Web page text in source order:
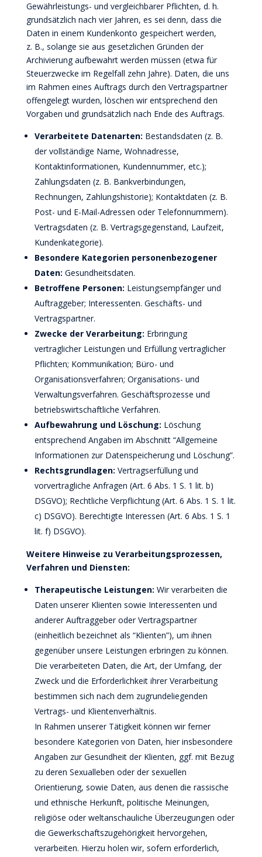
Gewährleistungs- und vergleichbarer Pflichten, d. h.
grundsätzlich nach vier Jahren, es sei denn, dass die
Daten in einem Kundenkonto gespeichert werden,
z. B., solange sie aus gesetzlichen Gründen der
Archivierung aufbewahrt werden müssen (etwa für
Steuerzwecke im Regelfall zehn Jahre). Daten, die uns
im Rahmen eines Auftrags durch den Vertragspartner
offengelegt wurden, löschen wir entsprechend den
Vorgaben und grundsätzlich nach Ende des Auftrags.
Verarbeitete Datenarten: Bestandsdaten (z. B.
der vollständige Name, Wohnadresse,
Kontaktinformationen, Kundennummer, etc.);
Zahlungsdaten (z. B. Bankverbindungen,
Rechnungen, Zahlungshistorie); Kontaktdaten (z. B.
Post- und E-Mail-Adressen oder Telefonnummern).
Vertragsdaten (z. B. Vertragsgegenstand, Laufzeit,
Kundenkategorie).
Besondere Kategorien personenbezogener
Daten: Gesundheitsdaten.
Betroffene Personen: Leistungsempfänger und
Auftraggeber; Interessenten. Geschäfts- und
Vertragspartner.
Zwecke der Verarbeitung: Erbringung
vertraglicher Leistungen und Erfüllung vertraglicher
Pflichten; Kommunikation; Büro- und
Organisationsverfahren; Organisations- und
Verwaltungsverfahren. Geschäftsprozesse und
betriebswirtschaftliche Verfahren.
Aufbewahrung und Löschung: Löschung
entsprechend Angaben im Abschnitt “Allgemeine
Informationen zur Datenspeicherung und Löschung”.
Rechtsgrundlagen: Vertragserfüllung und
vorvertragliche Anfragen (Art. 6 Abs. 1 S. 1 lit. b)
DSGVO); Rechtliche Verpflichtung (Art. 6 Abs. 1 S. 1 lit.
c) DSGVO). Berechtigte Interessen (Art. 6 Abs. 1 S. 1
lit. f) DSGVO).
Weitere Hinweise zu Verarbeitungsprozessen,
Verfahren und Diensten:
Therapeutische Leistungen: Wir verarbeiten die
Daten unserer Klienten sowie Interessenten und
anderer Auftraggeber oder Vertragspartner
(einheitlich bezeichnet als “Klienten”), um ihnen
gegenüber unsere Leistungen erbringen zu können.
Die verarbeiteten Daten, die Art, der Umfang, der
Zweck und die Erforderlichkeit ihrer Verarbeitung
bestimmen sich nach dem zugrundeliegenden
Vertrags- und Klientenverhältnis.
In Rahmen unserer Tätigkeit können wir ferner
besondere Kategorien von Daten, hier insbesondere
Angaben zur Gesundheit der Klienten, ggf. mit Bezug
zu deren Sexualleben oder der sexuellen
Orientierung, sowie Daten, aus denen die rassische
und ethnische Herkunft, politische Meinungen,
religiöse oder weltanschauliche Überzeugungen oder
die Gewerkschaftszugehörigkeit hervorgehen,
verarbeiten. Hierzu holen wir, sofern erforderlich,